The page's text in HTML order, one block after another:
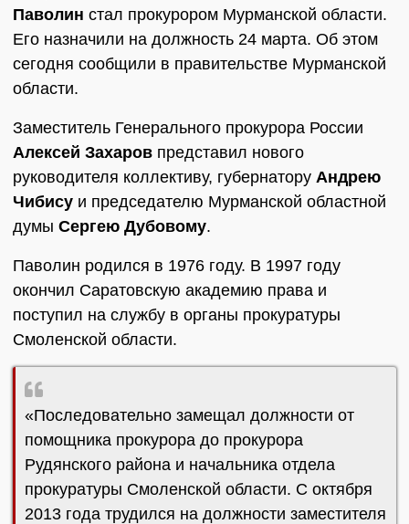
Паволин стал прокурором Мурманской области.
Его назначили на должность 24 марта. Об этом
сегодня сообщили в правительстве Мурманской
области.
Заместитель Генерального прокурора России
Алексей Захаров представил нового
руководителя коллективу, губернатору Андрею
Чибису и председателю Мурманской областной
думы Сергею Дубовому.
Паволин родился в 1976 году. В 1997 году
окончил Саратовскую академию права и
поступил на службу в органы прокуратуры
Смоленской области.
«Последовательно замещал должности от
помощника прокурора до прокурора
Рудянского района и начальника отдела
прокуратуры Смоленской области. С октября
2013 года трудился на должности заместителя